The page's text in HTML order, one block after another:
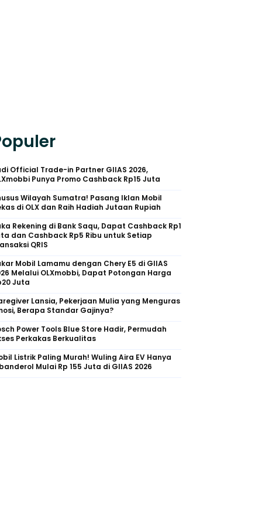
Official Trade-in Partner GIIAS 2026,
Punya Promo Cashback Rp15 Juta
Wilayah Sumatra! Pasang Iklan Mobil
di OLX dan Raih Hadiah Jutaan Rupiah
Rekening di Bank Saqu, Dapat Cashback Rp1
dan Cashback Rp5 Ribu untuk Setiap
QRIS
Mobil Lamamu dengan Chery E5 di GIIAS
Melalui OLXmobbi, Dapat Potongan Harga
Juta
Lansia, Pekerjaan Mulia yang Menguras
Berapa Standar Gajinya?
Power Tools Blue Store Hadir, Permudah
Perkakas Berkualitas
Listrik Paling Murah! Wuling Aira EV Hanya
Mulai Rp 155 Juta di GIIAS 2026